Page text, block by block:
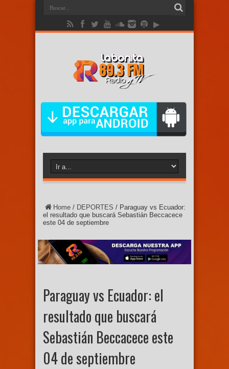
Home / DEPORTES / Paraguay vs Ecuador:
el resultado que buscará Sebastián Beccacece
este 04 de septiembre
Paraguay vs Ecuador: el
resultado que buscará
Sebastián Beccacece este
04 de septiembre